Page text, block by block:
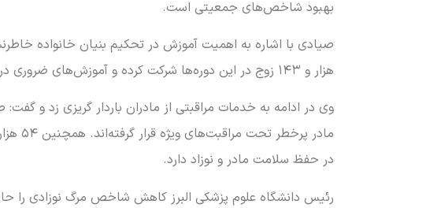
بهبود شاخص‌های جمعیتی است.
هزار و ۱۴۳ زوج در این دوره‌ها شرکت کرده و آموزش‌های ضروری در زمینه مهارت‌های زندگی مشترک، سلامت باروری و فرزندآوری را فراگرفته‌اند.
در حفظ سلامت مادر و نوزاد دارد.
رئیس دانشگاه علوم پزشکی البرز کاهش شاخص مرگ نوزادی را